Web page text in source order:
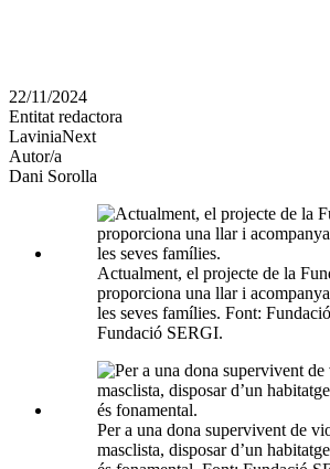
en
altres
xarxes
socials
22/11/2024
Entitat redactora
LaviniaNext
Autor/a
Dani Sorolla
Actualment, el projecte de la
proporciona una llar i
les seves famílies. Font:
Fundació SERGI.
Per a una dona supervivent de
masclista, disposar d’un